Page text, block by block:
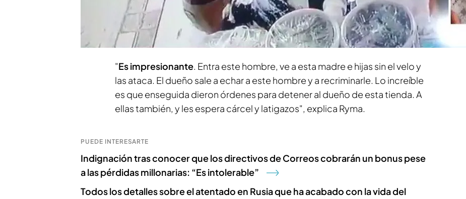
ante la atónita mirada del resto de clientes. 'Todo es mentira' se pone en
contacto con
Ryma Shirmohammadi, activista iraní para conocer más
detalles sobre lo sucedido.
"Es impresionante. Entra este hombre, ve a esta madre e hijas sin el velo y
las ataca. El dueño sale a echar a este hombre y a recriminarle. Lo increíble
es que enseguida dieron órdenes para detener al dueño de esta tienda. A
ellas también, y les espera cárcel y latigazos", explica Ryma.
PUEDE INTERESARTE
Indignación tras conocer que los directivos de Correos cobrarán un bonus pese
a las pérdidas millonarias: “Es intolerable”
Todos los detalles sobre el atentado en Rusia que ha acabado con la vida del